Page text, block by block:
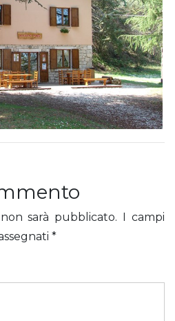
sarà pubblicato. I campi
*